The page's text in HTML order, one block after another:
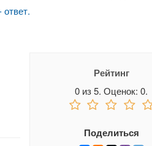
ответ.
Рейтинг
0 из5. Оценок:0.
Поделиться